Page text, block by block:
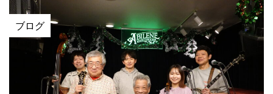
ブログ